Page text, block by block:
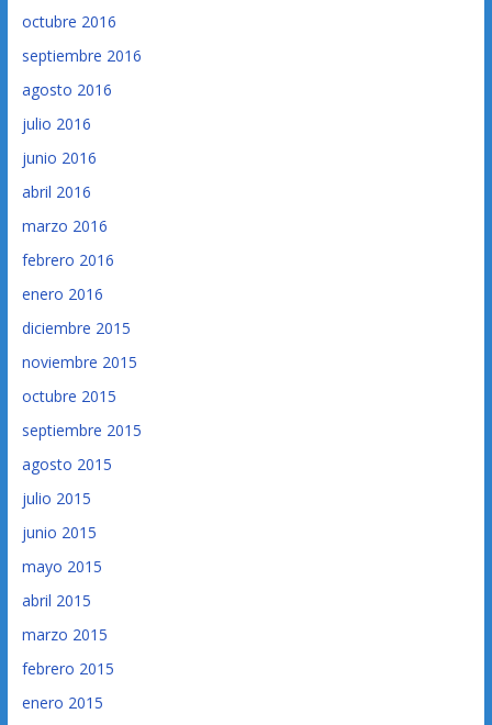
octubre 2016
septiembre 2016
agosto 2016
julio 2016
junio 2016
abril 2016
marzo 2016
febrero 2016
enero 2016
diciembre 2015
noviembre 2015
octubre 2015
septiembre 2015
agosto 2015
julio 2015
junio 2015
mayo 2015
abril 2015
marzo 2015
febrero 2015
enero 2015